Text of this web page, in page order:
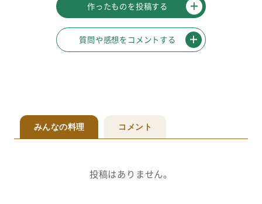
作ったものを投稿する
質問や感想をコメントする
みんなの料理 コメント
投稿はありません。